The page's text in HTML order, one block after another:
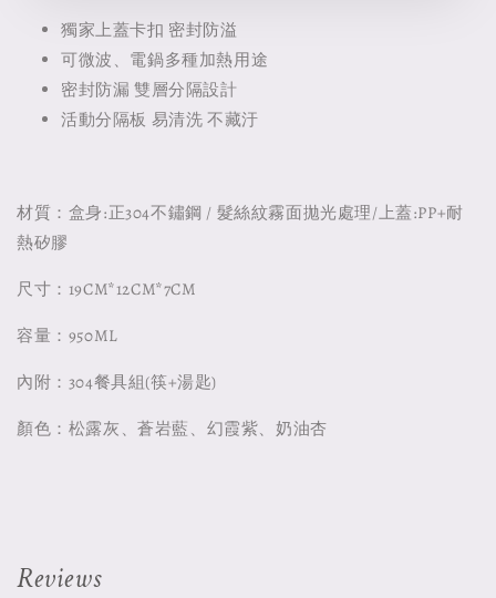
獨家上蓋卡扣 密封防溢
可微波、電鍋多種加熱用途
密封防漏 雙層分隔設計
活動分隔板 易清洗 不藏汙
材質：盒身:正304不鏽鋼 / 髮絲紋霧面拋光處理/上蓋:PP+耐
熱矽膠
尺寸：19CM*12CM*7CM
容量：950ML
內附：304餐具組(筷+湯匙)
顏色：松露灰、蒼岩藍、幻霞紫、奶油杏
Reviews